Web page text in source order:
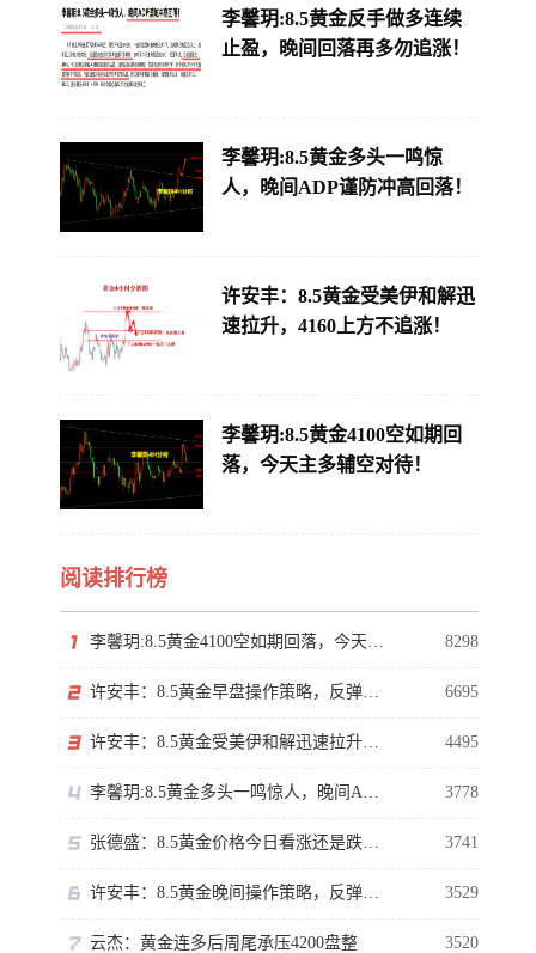
李馨玥:8.5黄金反手做多连续
止盈，晚间回落再多勿追涨！
李馨玥:8.5黄金多头一鸣惊
人，晚间ADP谨防冲高回落！
许安丰：8.5黄金受美伊和解迅
速拉升，4160上方不追涨！
李馨玥:8.5黄金4100空如期回
落，今天主多辅空对待！
阅读排行榜
李馨玥:8.5黄金4100空如期回落，今天主多辅空对待！ 8298
许安丰：8.5黄金早盘操作策略，反弹莫慌切勿高位追多 6695
许安丰：8.5黄金受美伊和解迅速拉升，4160上方不追涨！ 4495
李馨玥:8.5黄金多头一鸣惊人，晚间ADP谨防冲高回落！ 3778
张德盛：8.5黄金价格今日看涨还是跌？伦敦金行情走势分析操作策略 3741
许安丰：8.5黄金晚间操作策略，反弹虽强切勿高位追多！ 3529
云杰：黄金连多后周尾承压4200盘整 3520